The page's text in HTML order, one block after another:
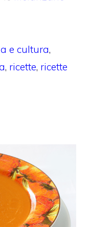
e cultura,
, ricette, ricette